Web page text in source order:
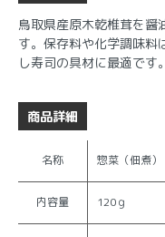
鳥取県産原木乾椎茸を醤
す。保存料や化学調味料
し寿司の具材に最適です。
商品詳細
名称 惣菜（佃煮）
内容量 120ｇ